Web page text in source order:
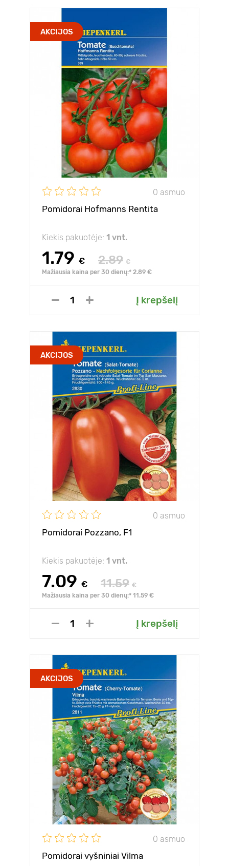
AKCIJOS
0 asmuo
Pomidorai Hofmanns Rentita
Kiekis pakuotėje: 1 vnt.
1.79 € 2.89 €
Mažiausia kaina per 30 dienų:* 2.89 €
Į krepšelį
AKCIJOS
0 asmuo
Pomidorai Pozzano, F1
Kiekis pakuotėje: 1 vnt.
7.09 € 11.59 €
Mažiausia kaina per 30 dienų:* 11.59 €
Į krepšelį
AKCIJOS
0 asmuo
Pomidorai vyšniniai Vilma